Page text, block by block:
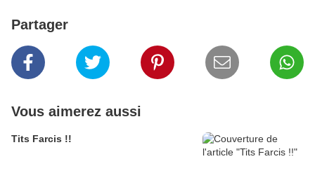
Partager
Vous aimerez aussi
Tits Farcis !!